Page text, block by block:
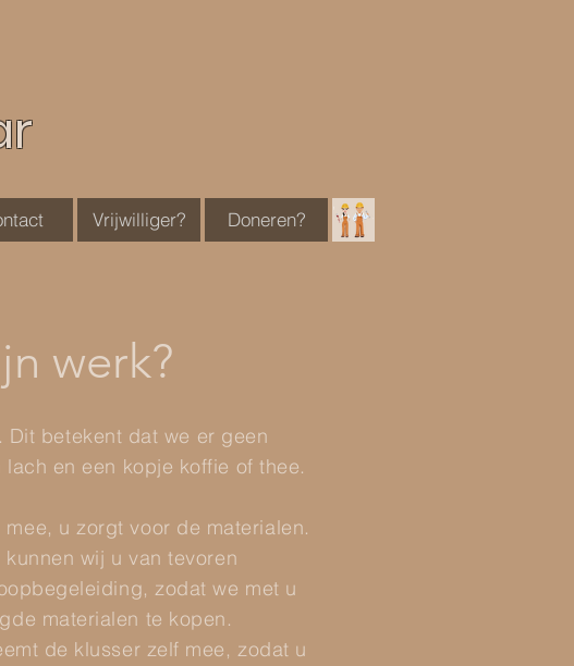
Vrijwilliger? Doneren?
werk?
betekent dat we er geen
en een kopje koffie of thee.
u zorgt voor de materialen.
wij u van tevoren
zodat we met u
materialen te kopen.
de klusser zelf mee, zodat u